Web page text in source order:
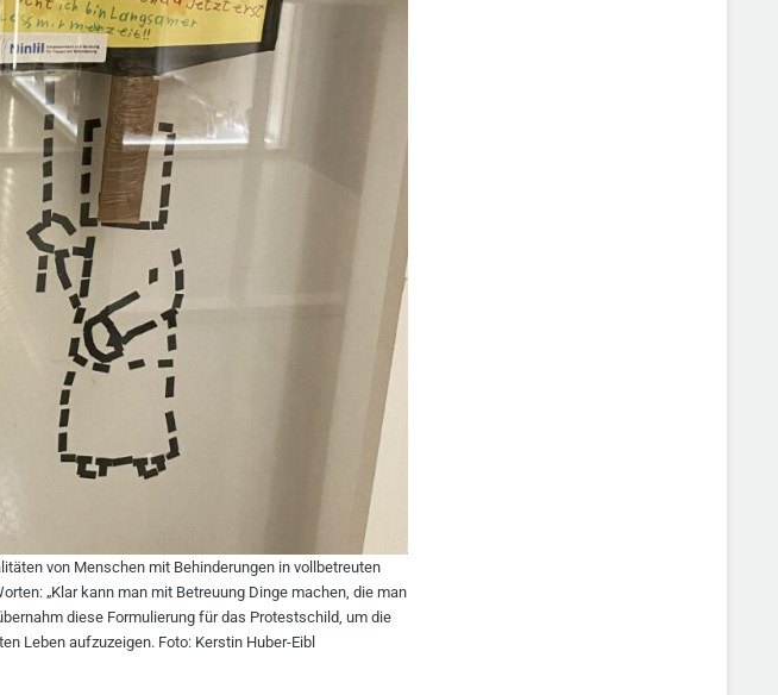
von Menschen mit Behinderungen in vollbetreuten
„Klar kann man mit Betreuung Dinge machen, die man
diese Formulierung für das Protestschild, um die
Leben aufzuzeigen. Foto: Kerstin Huber-Eibl